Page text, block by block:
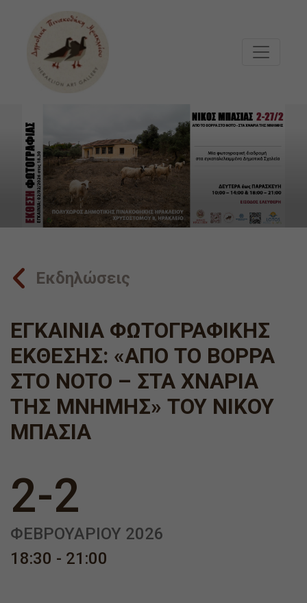
Εκδηλώσεις
ΕΓΚΑΊΝΙΑ ΦΩΤΟΓΡΑΦΙΚΉΣ
ΈΚΘΕΣΗΣ: «ΑΠΌ ΤΟ ΒΟΡΡΆ
ΣΤΟ ΝΌΤΟ – ΣΤΑ ΧΝΆΡΙΑ
ΤΗΣ ΜΝΉΜΗΣ» ΤΟΥ ΝΊΚΟΥ
ΜΠΑΣΙΆ
2-2
ΦΕΒΡΟΥΑΡΊΟΥ 2026
18:30 - 21:00